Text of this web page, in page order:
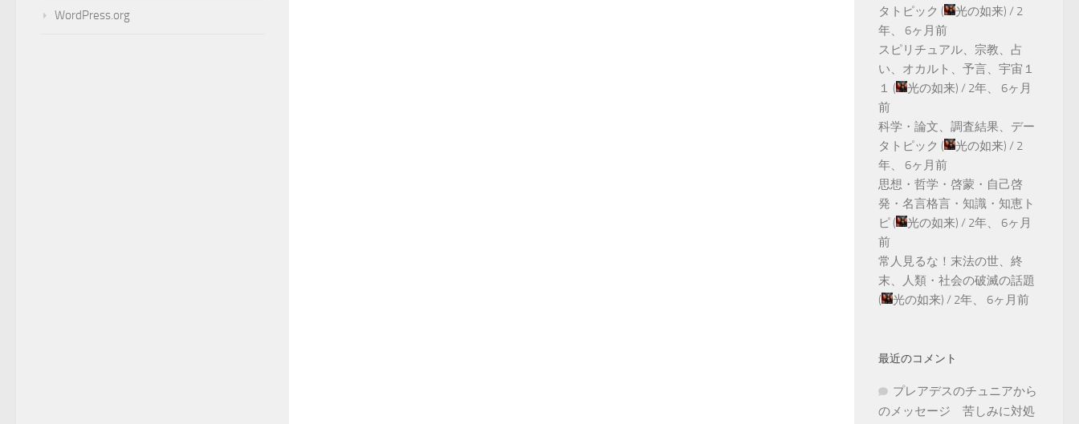
WordPress.org
タトピック ( 光の如来) / 2
年、 6ヶ月前
スピリチュアル、宗教、占
い、オカルト、予言、宇宙１
１ ( 光の如来) / 2年、 6ヶ月
前
科学・論文、調査結果、デー
タトピック ( 光の如来) / 2
年、 6ヶ月前
思想・哲学・啓蒙・自己啓
発・名言格言・知識・知恵ト
ピ ( 光の如来) / 2年、 6ヶ月
前
常人見るな！末法の世、終
末、人類・社会の破滅の話題
(
光の如来) / 2年、 6ヶ月前
最近のコメント
プレアデスのチュニアから
のメッセージ 苦しみに対処